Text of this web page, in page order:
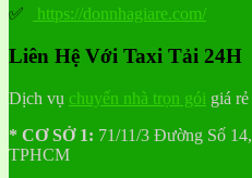
✅
https://donnhagiare.com/
Liên Hệ Với Taxi Tải 24H
Dịch vụ chuyển nhà trọn gói giá
* CƠ SỞ 1: 71/11/3 Đường Số
TPHCM